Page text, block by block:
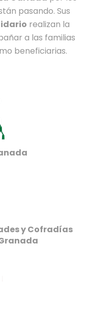
pasando. Sus
realizan la
a las familias
beneficiarias.
y Cofradías